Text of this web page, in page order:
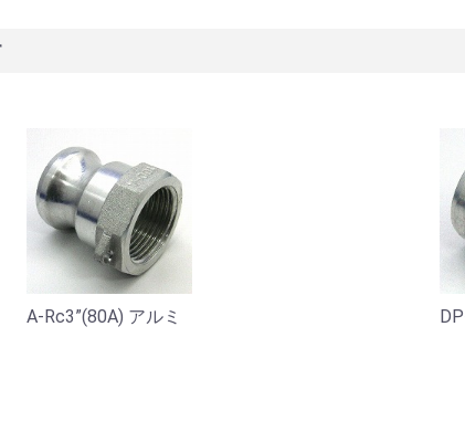
A-Rc3”(80A) アルミ